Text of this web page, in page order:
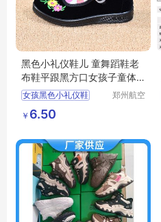
黑色小礼仪鞋儿 童舞蹈鞋老
布鞋平跟黑方口女孩子童体
操
女孩黑色小礼仪鞋
女孩子童体操
郑州航空
￥ 6.50